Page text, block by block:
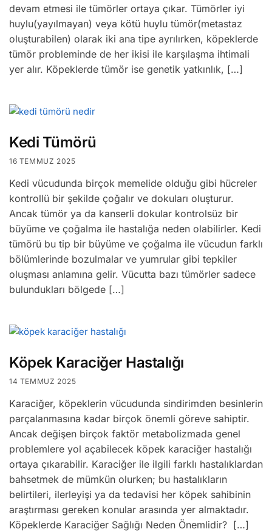
devam etmesi ile tümörler ortaya çıkar. Tümörler iyi
huylu(yayılmayan) veya kötü huylu tümör(metastaz
oluşturabilen) olarak iki ana tipe ayrılırken, köpeklerde
tümör probleminde de her ikisi ile karşılaşma ihtimali
yer alır. Köpeklerde tümör ise genetik yatkınlık, […]
Kedi Tümörü
16 TEMMUZ 2025
Kedi vücudunda birçok memelide olduğu gibi hücreler
kontrollü bir şekilde çoğalır ve dokuları oluşturur.
Ancak tümör ya da kanserli dokular kontrolsüz bir
büyüme ve çoğalma ile hastalığa neden olabilirler. Kedi
tümörü bu tip bir büyüme ve çoğalma ile vücudun farklı
bölümlerinde bozulmalar ve yumrular gibi tepkiler
oluşması anlamına gelir. Vücutta bazı tümörler sadece
bulundukları bölgede […]
Köpek Karaciğer Hastalığı
14 TEMMUZ 2025
Karaciğer, köpeklerin vücudunda sindirimden besinlerin
parçalanmasına kadar birçok önemli göreve sahiptir.
Ancak değişen birçok faktör metabolizmada genel
problemlere yol açabilecek köpek karaciğer hastalığı
ortaya çıkarabilir. Karaciğer ile ilgili farklı hastalıklardan
bahsetmek de mümkün olurken; bu hastalıkların
belirtileri, ilerleyişi ya da tedavisi her köpek sahibinin
araştırması gereken konular arasında yer almaktadır.
Köpeklerde Karaciğer Sağlığı Neden Önemlidir? […]